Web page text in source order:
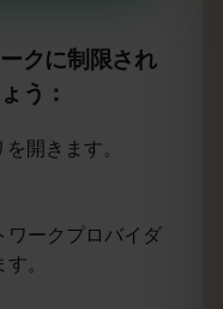
クに制限され
う：
開きます。
ワークプロバイダ
。